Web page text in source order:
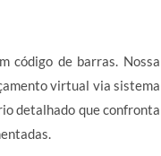
código de barras. Nossa
virtual via sistema
detalhado que confronta